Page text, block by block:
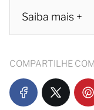
Saiba mais +
COMPARTILHE